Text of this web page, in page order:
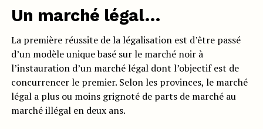
Un marché légal…
La première réussite de la légalisation est d’être passé
d’un modèle unique basé sur le marché noir à
l’instauration d’un marché légal dont l’objectif est de
concurrencer le premier. Selon les provinces, le marché
légal a plus ou moins grignoté de parts de marché au
marché illégal en deux ans.